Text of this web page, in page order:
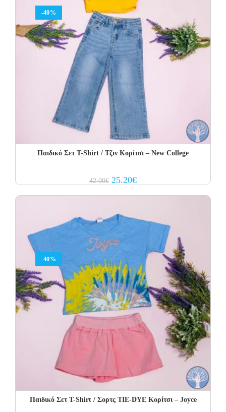
-40%
Παιδικό Σετ Τ-Shirt / Τζιν Κορίτσι – New College
42.00€ Original
price
25.20€Current
price
-40%
Παιδικό Σετ Τ-Shirt / Σορτς TIE-DYE Κορίτσι – Joyce